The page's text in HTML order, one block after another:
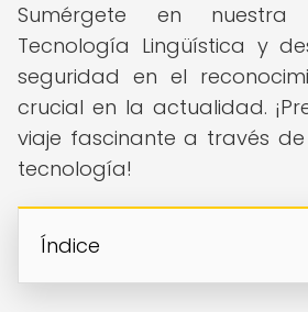
Sumérgete en
Tecnología Lingüística y
seguridad en el
crucial en la actualidad.
viaje fascinante a través
tecnología!
Índice